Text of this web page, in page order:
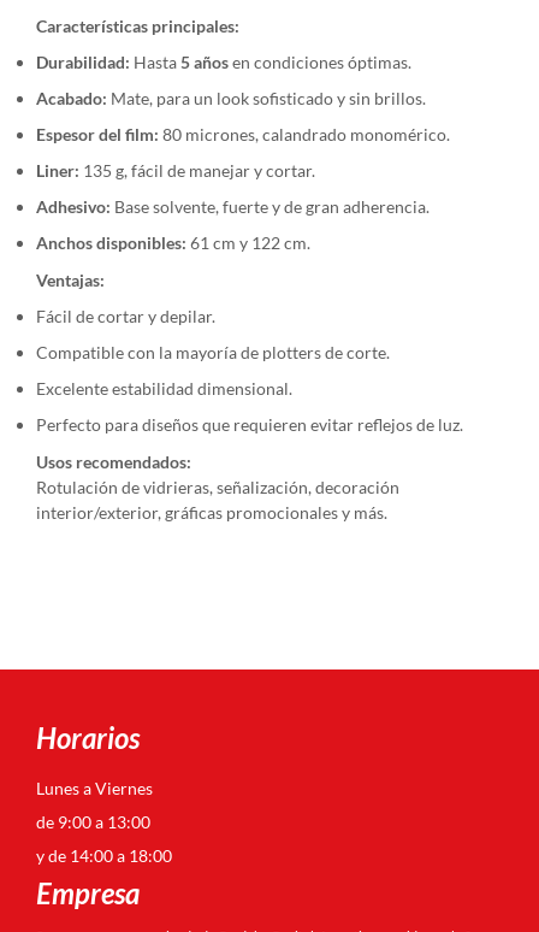
Características principales:
Durabilidad: Hasta5 añosen condiciones óptimas.
Acabado: Mate, para un look sofisticado y sin brillos.
Espesor del film: 80 micrones, calandrado monomérico.
Liner: 135 g, fácil de manejar y cortar.
Adhesivo: Base solvente, fuerte y de gran adherencia.
Anchos disponibles: 61 cm y 122 cm.
Ventajas:
Fácil de cortar y depilar.
Compatible con la mayoría de plotters de corte.
Excelente estabilidad dimensional.
Perfecto para diseños que requieren evitar reflejos de luz.
Usos recomendados:
Rotulación de vidrieras, señalización, decoración
interior/exterior, gráficas promocionales y más.
Horarios
Lunes a Viernes
de 9:00 a 13:00
y de 14:00 a 18:00
Empresa